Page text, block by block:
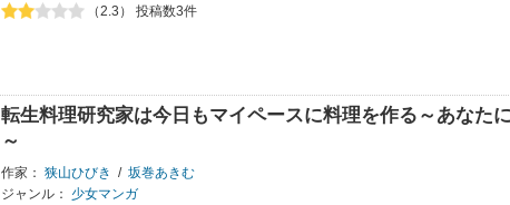
（2.3） 投稿数3件
転生料理研究家は今日もマイペースに料理を作る～あなた
～
作家： 狭山ひびき / 坂巻あきむ
ジャンル：
少女マンガ